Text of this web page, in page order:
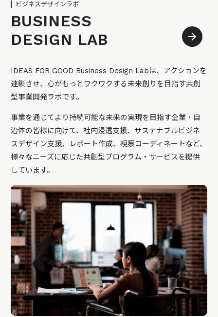
ビジネスデザインラボ
BUSINESS
DESIGN LAB
IDEAS FOR GOOD Business Design Labは、アクションを
連鎖させ、心がもっとワクワクする未来創りを目指す共創
型事業開発ラボです。
事業を通じてより持続可能な未来の実現を目指す企業・自
治体の皆様に向けて、社内浸透支援、サステナブルビジネ
スデザイン支援、レポート作成、視察コーディネートなど、
様々なニーズに応じた共創型プログラム・サービスを提供
しています。